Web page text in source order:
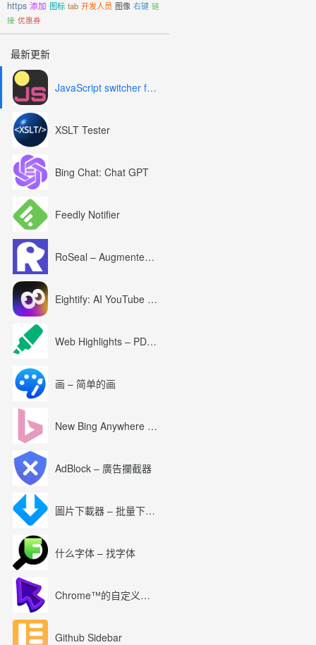
https 添加 图标 tab 开发人员 图像 右键 链
接 优惠券
最新更新
JavaScript switcher for SEO and development
XSLT Tester
Bing Chat: Chat GPT
Feedly Notifier
RoSeal – Augmented Roblox Experience
Eightify: AI YouTube Summary with ChatGPT
Web Highlights – PDF & Web Highlighter
画 – 简单的画
New Bing Anywhere (Bing Chat GPT-4)
AdBlock – 廣告攔截器
圖片下載器 – 批量下載圖片
什么字体 – 找字体
Chrome™的自定义光标
Github Sidebar